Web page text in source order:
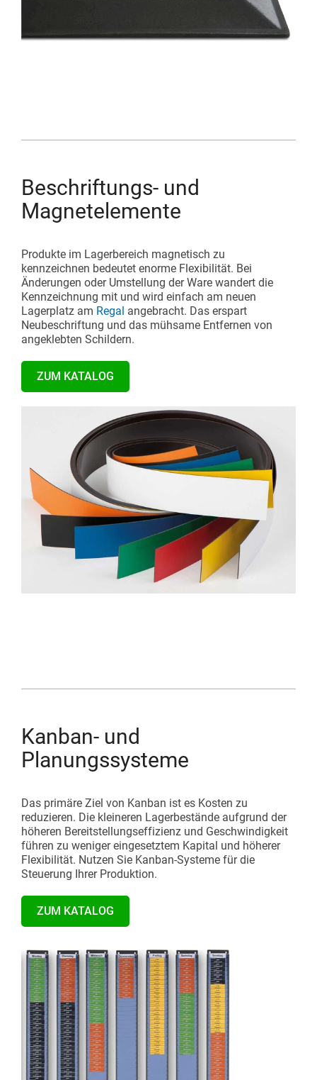
Beschriftungs- und
Magnetelemente
Produkte im Lagerbereich magnetisch zu
kennzeichnen bedeutet enorme Flexibilität. Bei
Änderungen oder Umstellung der Ware wandert die
Kennzeichnung mit und wird einfach am neuen
Lagerplatz am Regal angebracht. Das erspart
Neubeschriftung und das mühsame Entfernen von
angeklebten Schildern.
ZUM KATALOG
Kanban- und
Planungssysteme
Das primäre Ziel von Kanban ist es Kosten zu
reduzieren. Die kleineren Lagerbestände aufgrund der
höheren Bereitstellungseffizienz und Geschwindigkeit
führen zu weniger eingesetztem Kapital und höherer
Flexibilität. Nutzen Sie Kanban-Systeme für die
Steuerung Ihrer Produktion.
ZUM KATALOG